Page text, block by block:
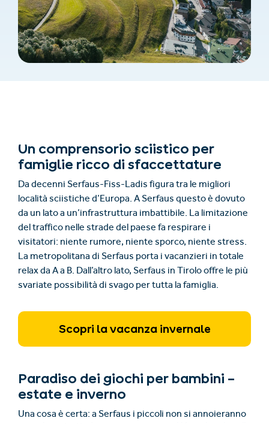
Un comprensorio sciistico per
famiglie ricco di sfaccettature
Da decenni Serfaus-Fiss-Ladis figura tra le migliori
località sciistiche d’Europa. A Serfaus questo è dovuto
da un lato a un’infrastruttura imbattibile. La limitazione
del traffico nelle strade del paese fa respirare i
visitatori: niente rumore, niente sporco, niente stress.
La metropolitana di Serfaus porta i vacanzieri in totale
relax da A a B. Dall’altro lato, Serfaus in Tirolo offre le più
svariate possibilità di svago per tutta la famiglia.
Scopri la vacanza invernale
Paradiso dei giochi per bambini –
estate e inverno
Una cosa è certa: a Serfaus i piccoli non si annoieranno